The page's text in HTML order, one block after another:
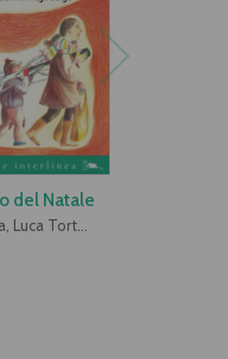
del Natale